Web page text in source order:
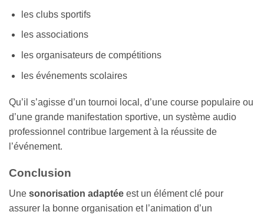
les clubs sportifs
les associations
les organisateurs de compétitions
les événements scolaires
Qu’il s’agisse d’un tournoi local, d’une course populaire ou
d’une grande manifestation sportive, un système audio
professionnel contribue largement à la réussite de
l’événement.
Conclusion
Une sonorisation adaptée est un élément clé pour
assurer la bonne organisation et l’animation d’un